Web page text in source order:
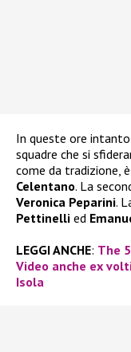
In queste ore
squadre che si
come da tradizione,
Celentano. La
Veronica Peparini.
Pettinelli ed
LEGGI ANCHE: The
Video anche ex
Isola